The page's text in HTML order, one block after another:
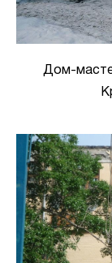
Дом-